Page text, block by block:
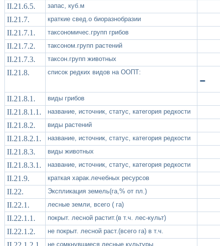
II.21.6.5. запас, куб.м
II.21.7. краткие свед.о биоразнобразии
II.21.7.1. таксономичес.групп грибов
II.21.7.2. таксоном.групп растений
II.21.7.3. таксон.групп животных
II.21.8. список редких видов на ООПТ: -
II.21.8.1. виды грибов
II.21.8.1.1. название, источник, статус, категория редкости
II.21.8.2. виды растений
II.21.8.2.1. название, источник, статус, категория редкости
II.21.8.3. виды животных
II.21.8.3.1. название, источник, статус, категория редкости
II.21.9. краткая харак.лечебных ресурсов
II.22. Экспликация земель(га,% от пл.)
II.22.1. лесные земли, всего ( га)
II.22.1.1. покрыт. лесной растит.(в т.ч. лес-культ)
II.22.1.2. не покрыт. лесной раст.(всего га) в т.ч.
не сомкнувшиеся лесные культуры